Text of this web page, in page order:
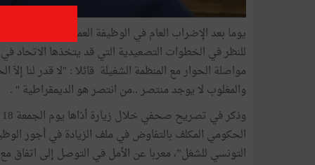
يوما بعد الإضراب العام في الوظيفة العمومية والقطاع
للنظر في الخطوات التصعيدية التي قد يتخذها
مواصلة الحوار مع المنظمة الشغيلة قائلا : "لا قدر لنا
والمغلوب لا يوجد منتصر ..من انتصر هو الديمقراطية " .
الحكومي المكلف بالتفاوض في ملف الزيادة في أجور
التونسي للشغل”، معربا عن الأمل في التوصل إلى اتفاق